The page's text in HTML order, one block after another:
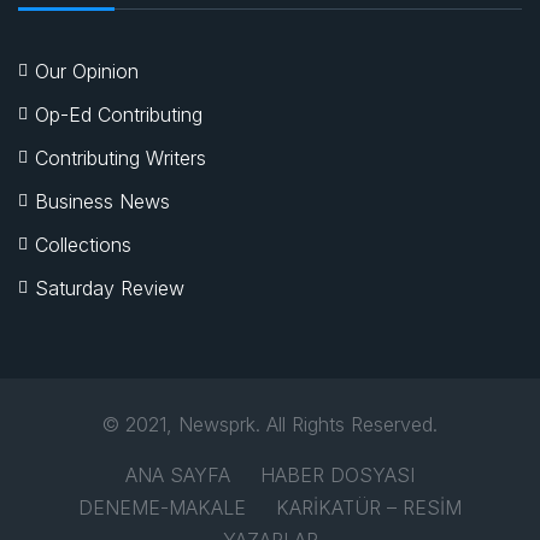
Our Opinion
Op-Ed Contributing
Contributing Writers
Business News
Collections
Saturday Review
© 2021, Newsprk. All Rights Reserved.
ANA SAYFA
HABER DOSYASI
DENEME-MAKALE
KARİKATÜR – RESİM